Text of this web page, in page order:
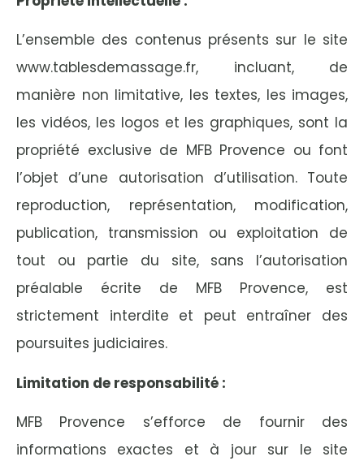
L’ensemble des contenus présents sur le site
www.tablesdemassage.fr, incluant, de
manière non limitative, les textes, les images,
les vidéos, les logos et les graphiques, sont la
propriété exclusive de MFB Provence ou font
l’objet d’une autorisation d’utilisation. Toute
reproduction, représentation, modification,
publication, transmission ou exploitation de
tout ou partie du site, sans l’autorisation
préalable écrite de MFB Provence, est
strictement interdite et peut entraîner des
poursuites judiciaires.
Limitation de responsabilité :
MFB Provence s’efforce de fournir des
informations exactes et à jour sur le site